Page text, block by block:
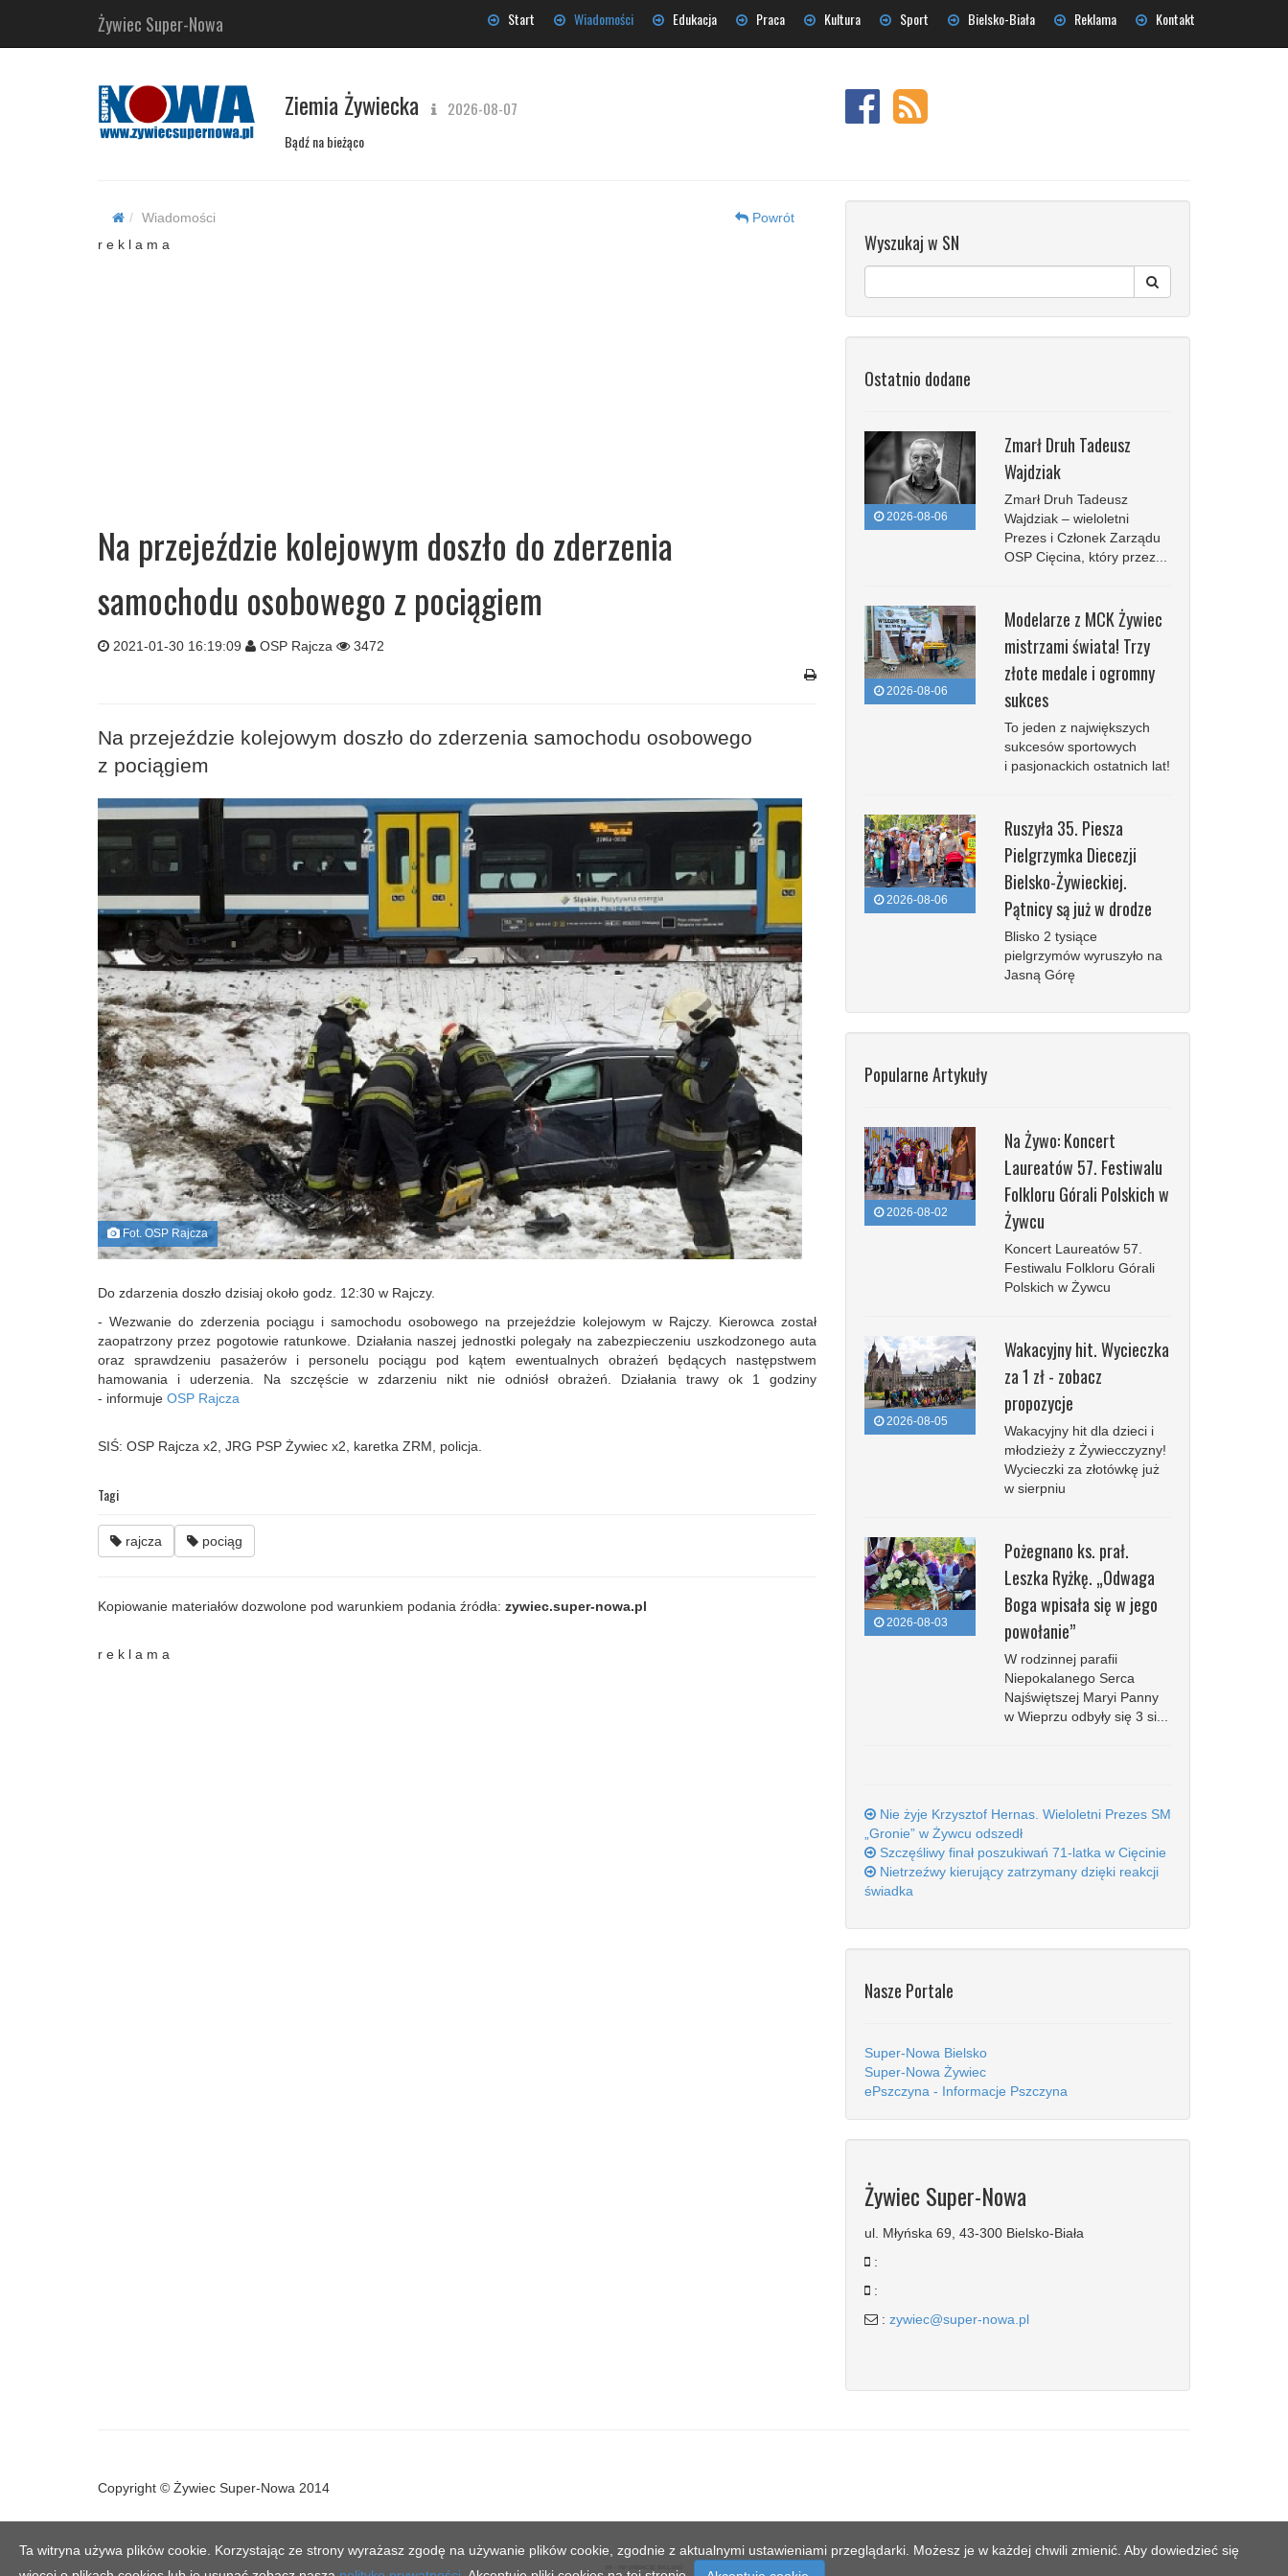
Żywiec Super-Nowa Start Wiadomości Edukacja Praca Kultura Sport Bielsko-Biała Reklama Kontakt
Ziemia Żywiecka 2026-08-07
Bądź na bieżąco
Wiadomości
Powrót
r e k l a m a
Na przejeździe kolejowym doszło do zderzenia
samochodu osobowego z pociągiem
2021-01-30 16:19:09 OSP Rajcza 3472
Na przejeździe kolejowym doszło do zderzenia samochodu osobowego
z pociągiem
Fot. OSP Rajcza
Do zdarzenia doszło dzisiaj około godz. 12:30 w Rajczy.
- Wezwanie do zderzenia pociągu i samochodu osobowego na przejeździe kolejowym w Rajczy. Kierowca został
zaopatrzony przez pogotowie ratunkowe. Działania naszej jednostki polegały na zabezpieczeniu uszkodzonego auta
oraz sprawdzeniu pasażerów i personelu pociągu pod kątem ewentualnych obrażeń będących następstwem
hamowania i uderzenia. Na szczęście w zdarzeniu nikt nie odniósł obrażeń. Działania trawy ok 1 godziny
- informuje OSP Rajcza
SIŚ: OSP Rajcza x2, JRG PSP Żywiec x2, karetka ZRM, policja.
Tagi
rajcza pociąg
Kopiowanie materiałów dozwolone pod warunkiem podania źródła: zywiec.super-nowa.pl
r e k l a m a
Wyszukaj w SN
Ostatnio dodane
2026-08-06
Zmarł Druh Tadeusz
Wajdziak
Zmarł Druh Tadeusz
Wajdziak – wieloletni
Prezes i Członek Zarządu
OSP Cięcina, który przez...
2026-08-06
Modelarze z MCK Żywiec
mistrzami świata! Trzy
złote medale i ogromny
sukces
To jeden z największych
sukcesów sportowych
i pasjonackich ostatnich lat!
2026-08-06
Ruszyła 35. Piesza
Pielgrzymka Diecezji
Bielsko-Żywieckiej.
Pątnicy są już w drodze
Blisko 2 tysiące
pielgrzymów wyruszyło na
Jasną Górę
Popularne Artykuły
2026-08-02
Na Żywo: Koncert
Laureatów 57. Festiwalu
Folkloru Górali Polskich w
Żywcu
Koncert Laureatów 57.
Festiwalu Folkloru Górali
Polskich w Żywcu
2026-08-05
Wakacyjny hit. Wycieczka
za 1 zł - zobacz
propozycje
Wakacyjny hit dla dzieci i
młodzieży z Żywiecczyzny!
Wycieczki za złotówkę już
w sierpniu
2026-08-03
Pożegnano ks. prał.
Leszka Ryżkę. „Odwaga
Boga wpisała się w jego
powołanie”
W rodzinnej parafii
Niepokalanego Serca
Najświętszej Maryi Panny
w Wieprzu odbyły się 3 si...
Nie żyje Krzysztof Hernas. Wieloletni Prezes SM
„Gronie” w Żywcu odszedł
Szczęśliwy finał poszukiwań 71-latka w Cięcinie
Nietrzeźwy kierujący zatrzymany dzięki reakcji
świadka
Nasze Portale
Super-Nowa Bielsko
Super-Nowa Żywiec
ePszczyna - Informacje Pszczyna
Żywiec Super-Nowa
ul. Młyńska 69, 43-300 Bielsko-Biała
:
:
: zywiec@super-nowa.pl
Copyright © Żywiec Super-Nowa 2014
Ta witryna używa plików cookie. Korzystając ze strony wyrażasz zgodę na używanie plików cookie, zgodnie z aktualnymi ustawieniami przeglądarki. Możesz je w każdej chwili zmienić. Aby dowiedzieć się